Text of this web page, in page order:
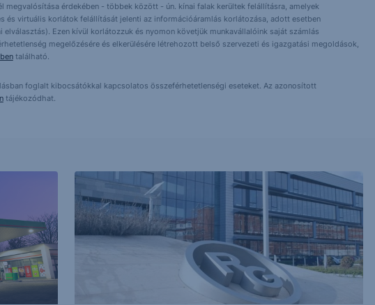
megvalósítása érdekében - többek között - ún. kínai falak kerültek felállításra, amelyek
és virtuális korlátok felállítását jelenti az információáramlás korlátozása, adott esetben
Ezen kívül korlátozzuk és nyomon követjük munkavállalóink saját számlás
megelőzésére és elkerülésére létrehozott belső szervezeti és igazgatási megoldások,
található.
foglalt kibocsátókkal kapcsolatos összeférhetetlenségi eseteket. Az azonosított
tájékozódhat.